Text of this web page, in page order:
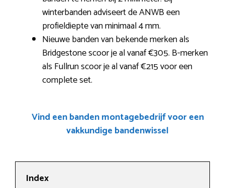
winterbanden adviseert de ANWB een
profieldiepte van minimaal 4 mm.
Nieuwe banden van bekende merken als
Bridgestone scoor je al vanaf €305. B-merken
als Fullrun scoor je al vanaf €215 voor een
complete set.
Vind een banden montagebedrijf voor een
vakkundige bandenwissel
Index